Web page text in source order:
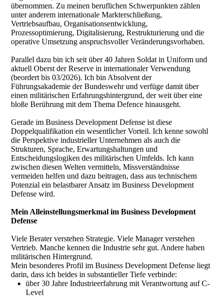
übernommen. Zu meinen beruflichen Schwerpunkten zählen
unter anderem internationale Markterschließung,
Vertriebsaufbau, Organisationsentwicklung,
Prozessoptimierung, Digitalisierung, Restrukturierung und die
operative Umsetzung anspruchsvoller Veränderungsvorhaben.
Parallel dazu bin ich seit über 40 Jahren Soldat in Uniform und
aktuell Oberst der Reserve in internationaler Verwendung
(beordert bis 03/2026). Ich bin Absolvent der
Führungsakademie der Bundeswehr und verfüge damit über
einen militärischen Erfahrungshintergrund, der weit über eine
bloße Berührung mit dem Thema Defence hinausgeht.
Gerade im Business Development Defense ist diese
Doppelqualifikation ein wesentlicher Vorteil. Ich kenne sowohl
die Perspektive industrieller Unternehmen als auch die
Strukturen, Sprache, Erwartungshaltungen und
Entscheidungslogiken des militärischen Umfelds. Ich kann
zwischen diesen Welten vermitteln, Missverständnisse
vermeiden helfen und dazu beitragen, dass aus technischem
Potenzial ein belastbarer Ansatz im Business Development
Defense wird.
Mein Alleinstellungsmerkmal im Business Development
Defense
Viele Berater verstehen Strategie. Viele Manager verstehen
Vertrieb. Manche kennen die Industrie sehr gut. Andere haben
militärischen Hintergrund.
Mein besonderes Profil im Business Development Defense liegt
darin, dass ich beides in substantieller Tiefe verbinde:
über 30 Jahre Industrieerfahrung mit Verantwortung auf C-
Level